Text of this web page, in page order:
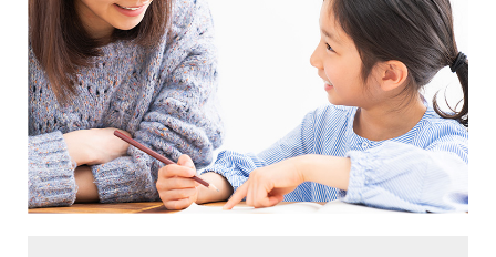
費用について
お申込みの流れ
よくある質問